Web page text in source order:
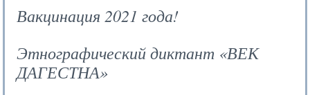
Вакцинация 2021 года!
Этнографический диктант «ВЕК
ДАГЕСТНА»